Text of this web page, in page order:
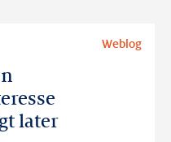
later
Weblog